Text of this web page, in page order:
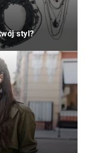
styl?